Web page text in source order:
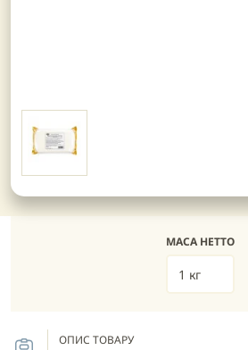
МАСА НЕТТО
1 кг
ОПИС ТОВАРУ